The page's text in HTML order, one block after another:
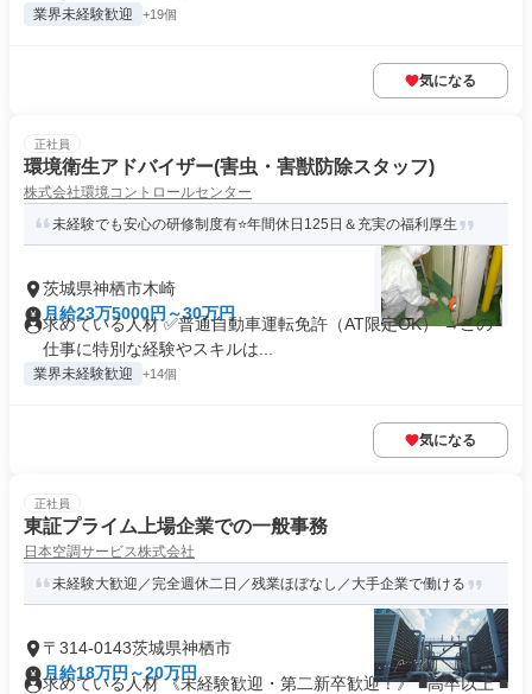
業界未経験歓迎 +19個
気になる
正社員
環境衛生アドバイザー(害虫・害獣防除スタッフ)
株式会社環境コントロールセンター
未経験でも安心の研修制度有⭐年間休日125日＆充実の福利厚生
茨城県神栖市木崎
月給23万5000円～30万円
求めている人材 ✅普通自動車運転免許（AT限定OK） →この
仕事に特別な経験やスキルは...
業界未経験歓迎 +14個
気になる
正社員
東証プライム上場企業での一般事務
日本空調サービス株式会社
未経験大歓迎／完全週休二日／残業ほぼなし／大手企業で働ける
〒314-0143茨城県神栖市
月給18万円～20万円
求めている人材 《未経験歓迎・第二新卒歓迎！》 ■高卒以上 ■